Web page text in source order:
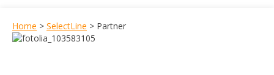
Home > SelectLine > Partner